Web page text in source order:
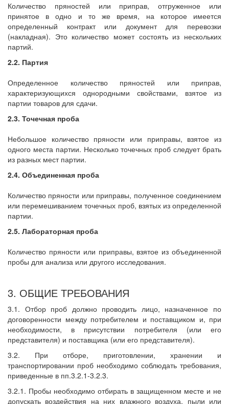
Количество пряностей или приправ, отгруженное или
принятое в одно и то же время, на которое имеется
определенный контракт или документ для перевозки
(накладная). Это количество может состоять из нескольких
партий.
2.2. Партия
Определенное количество пряностей или приправ,
характеризующихся однородными свойствами, взятое из
партии товаров для сдачи.
2.3. Точечная проба
Небольшое количество пряности или приправы, взятое из
одного места партии. Несколько точечных проб следует брать
из разных мест партии.
2.4. Объединенная проба
Количество пряности или приправы, полученное соединением
или перемешиванием точечных проб, взятых из определенной
партии.
2.5. Лабораторная проба
Количество пряности или приправы, взятое из объединенной
пробы для анализа или другого исследования.
3. ОБЩИЕ ТРЕБОВАНИЯ
3.1. Отбор проб должно проводить лицо, назначенное по
договоренности между потребителем и поставщиком и, при
необходимости, в присутствии потребителя (или его
представителя) и поставщика (или его представителя).
3.2. При отборе, приготовлении, хранении и
транспортировании проб необходимо соблюдать требования,
приведенные в пп.3.2.1-3.2.3.
3.2.1. Пробы необходимо отбирать в защищенном месте и не
допускать воздействия на них влажного воздуха, пыли или